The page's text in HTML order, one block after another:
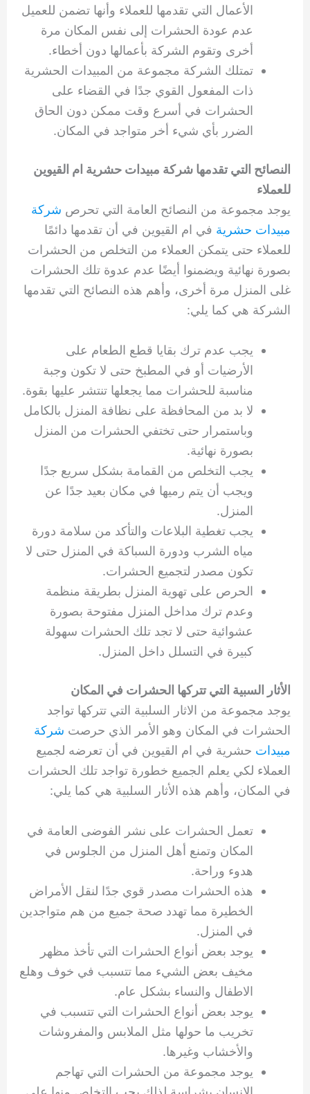
الأعمال التي تقدمها للعملاء وأنها تضمن للعميل
عدم عودة الحشرات إلى نفس المكان مرة
أخرى وتقوم الشركة بأعمالها دون أخطاء.
تمتلك الشركة مجموعة من المبيدات الحشرية
ذات المفعول القوي جدًا في القضاء على
الحشرات في أسرع وقت ممكن دون الحاق
الضرر بأي شيء أخر متواجد في المكان.
النصائح التي تقدمها شركة مبيدات حشرية ام القيوين
للعملاء
يوجد مجموعة من النصائح العامة التي تحرص شركة
مبيدات حشرية في ام القيوين في أن تقدمها دائمًا
للعملاء حتى يتمكن العملاء من التخلص من الحشرات
بصورة نهائية ويضمنوا أيضًا عدم عدوة تلك الحشرات
غلى المنزل مرة أخرى، وأهم هذه النصائح التي تقدمها
الشركة هي كما يلي:
يجب عدم ترك بقايا قطع الطعام على
الأرضيات أو في المطبخ حتى لا تكون وجبة
مناسبة للحشرات مما يجعلها تنتشر عليها بقوة.
لا بد من المحافظة على نظافة المنزل بالكامل
وباستمرار حتى تختفي الحشرات من المنزل
بصورة نهائية.
يجب التخلص من القمامة بشكل سريع جدًا
ويجب أن يتم رميها في مكان بعيد جدًا عن
المنزل.
يجب تغطية البلاعات والتأكد من سلامة دورة
مياه الشرب ودورة السباكة في المنزل حتى لا
تكون مصدر لتجميع الحشرات.
الحرص على تهوية المنزل بطريقة منظمة
وعدم ترك مداخل المنزل مفتوحة بصورة
عشوائية حتى لا تجد تلك الحشرات سهولة
كبيرة في التسلل داخل المنزل.
الأثار السبية التي تتركها الحشرات في المكان
يوجد مجموعة من الاثار السلبية التي تتركها تواجد
الحشرات في المكان وهو الأمر الذي حرصت شركة
مبيدات حشرية في ام القيوين في أن تعرضه لجميع
العملاء لكي يعلم الجميع خطورة تواجد تلك الحشرات
في المكان، وأهم هذه الأثار السلبية هي كما يلي:
تعمل الحشرات على نشر الفوضى العامة في
المكان وتمنع أهل المنزل من الجلوس في
هدوء وراحة.
هذه الحشرات مصدر قوي جدًا لنقل الأمراض
الخطيرة مما تهدد صحة جميع من هم متواجدين
في المنزل.
يوجد بعض أنواع الحشرات التي تأخذ مظهر
مخيف بعض الشيء مما تتسبب في خوف وهلع
الاطفال والنساء بشكل عام.
يوجد بعض أنواع الحشرات التي تتسبب في
تخريب ما حولها مثل الملابس والمفروشات
والأخشاب وغيرها.
يوجد مجموعة من الحشرات التي تهاجم